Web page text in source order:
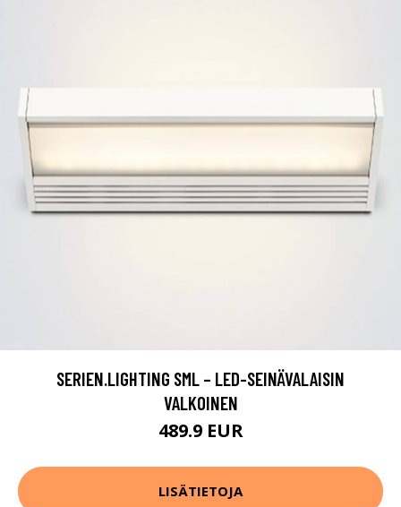
SERIEN.LIGHTING SML – LED-SEINÄVALAISIN
VALKOINEN
489.9 EUR
LISÄTIETOJA